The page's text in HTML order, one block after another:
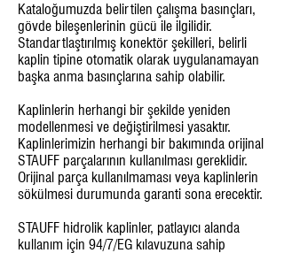
Kataloğumuzda belirtilen çalışma basınçları,
gövde bileşenlerinin gücü ile ilgilidir.
Standartlaştırılmış konektör şekilleri, belirli
kaplin tipine otomatik olarak uygulanamayan
başka anma basınçlarına sahip olabilir.
Kaplinlerin herhangi bir şekilde yeniden
modellenmesi ve değiştirilmesi yasaktır.
Kaplinlerimizin herhangi bir bakımında orijinal
STAUFF parçalarının kullanılması gereklidir.
Orijinal parça kullanılmaması veya kaplinlerin
sökülmesi durumunda garanti sona erecektir.
STAUFF hidrolik kaplinler, patlayıcı alanda
kullanım için 94/7/EG kılavuzuna sahip